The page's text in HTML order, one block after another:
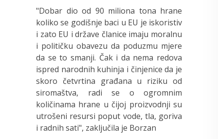
"Dobar dio od 90 miliona tona hrane
koliko se godišnje baci u EU je iskoristiv
i zato EU i države članice imaju moralnu
i političku obavezu da poduzmu mjere
da se to smanji. Čak i da nema redova
ispred narodnih kuhinja i činjenice da je
skoro četvrtina građana u riziku od
siromaštva, radi se o ogromnim
količinama hrane u čijoj proizvodnji su
utrošeni resursi poput vode, tla, goriva
i radnih sati", zaključila je Borzan